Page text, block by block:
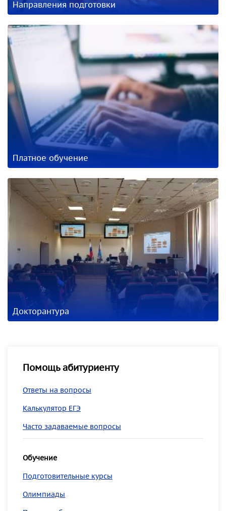
Направления подготовки
Платное обучение
Докторантура
Помощь абитуриенту
Ответы на вопросы
Калькулятор ЕГЭ
Часто задаваемые вопросы
Обучение
Подготовительные курсы
Олимпиады